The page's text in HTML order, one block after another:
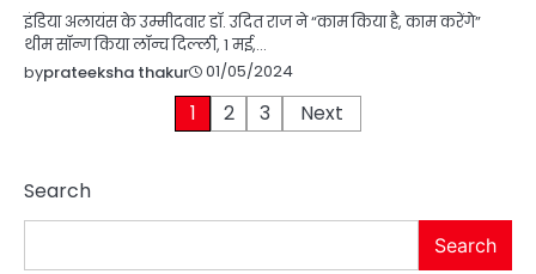
इंडिया अलायंस के उम्मीदवार डॉ. उदित राज ने “काम किया है, काम करेंगे”
थीम सॉन्ग किया लॉन्च दिल्ली, 1 मई,…
byprateeksha thakur 01/05/2024
1 2 3 Next
Search
Search